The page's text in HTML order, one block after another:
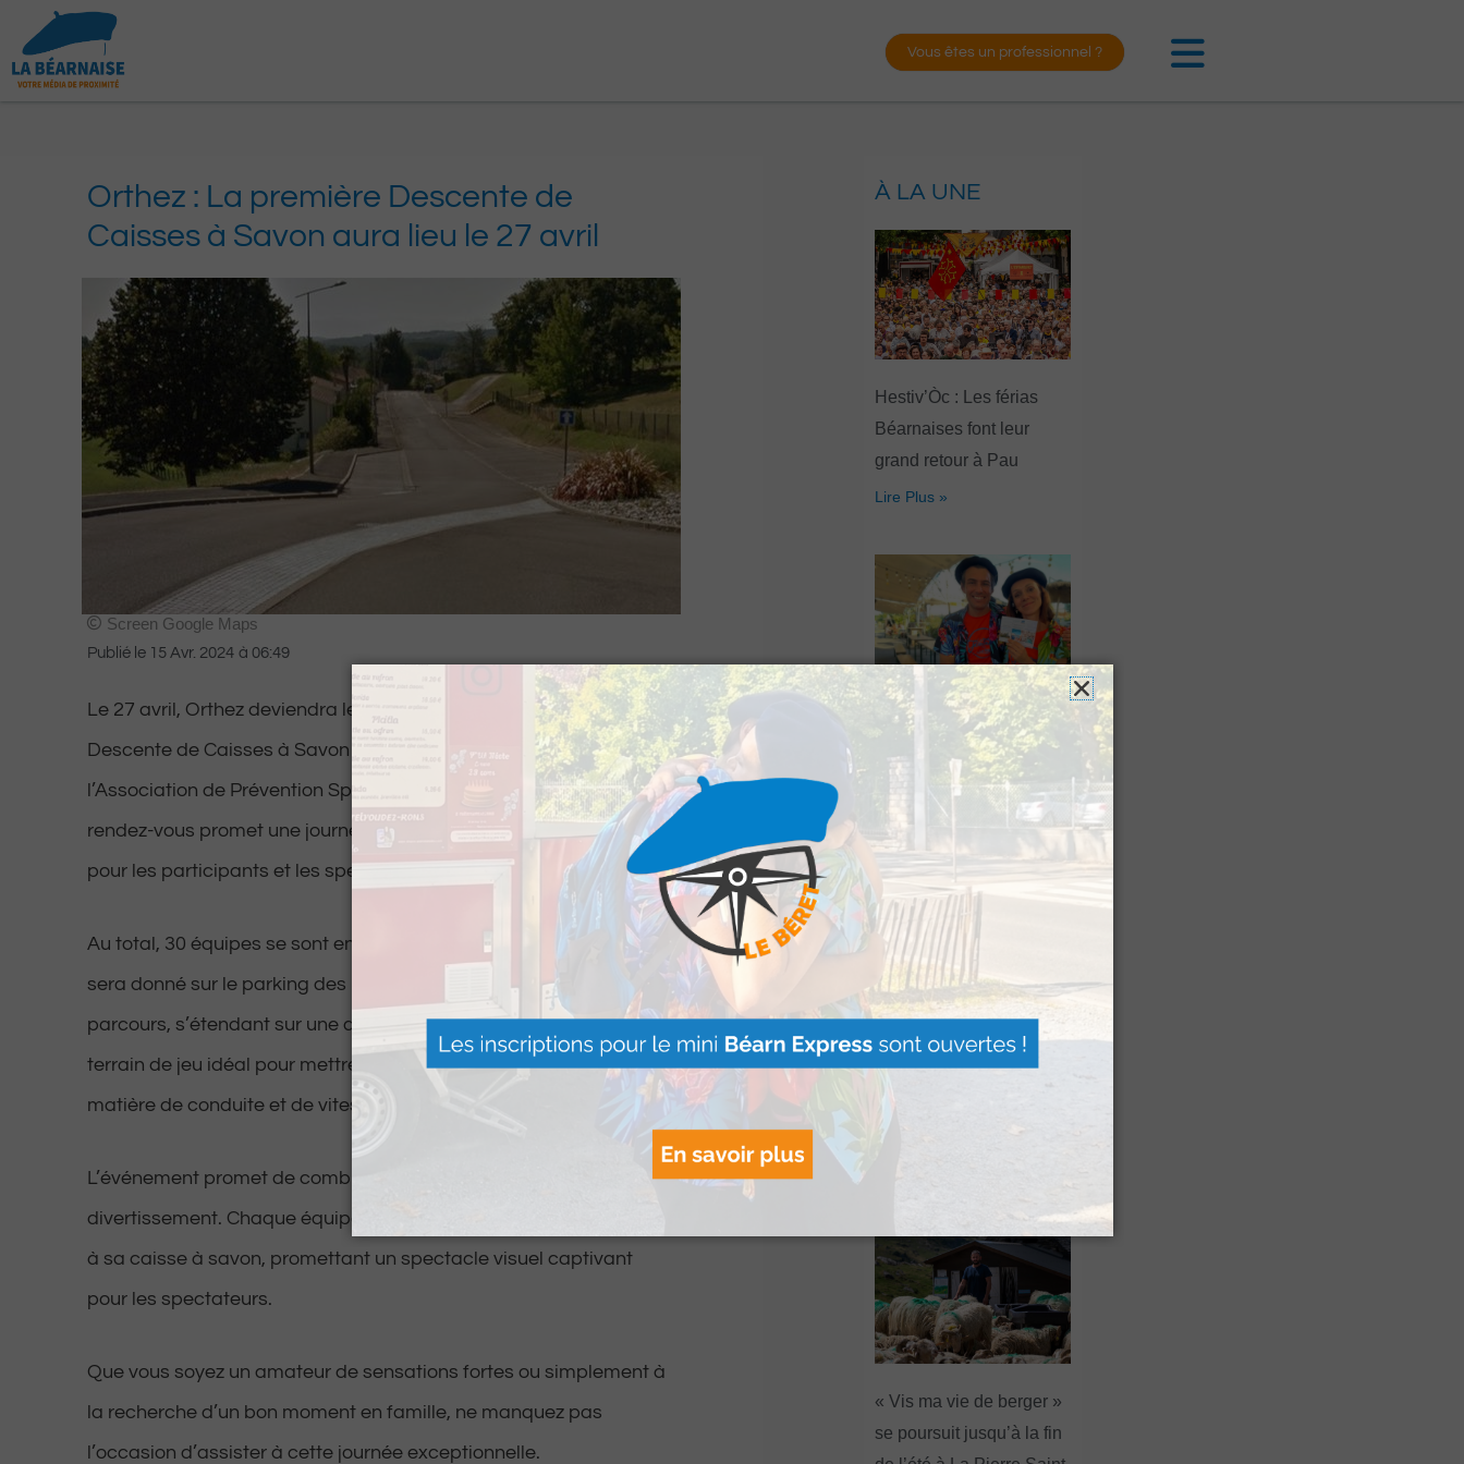
contenu
Vous êtes un professionnel ?
Orthez : La première Descente de
Caisses à Savon aura lieu le 27 avril
Screen Google Maps
Publié le 15 Avr. 2024 à 06:49
Le 27 avril, Orthez deviendra le théâtre de la toute première
Descente de Caisses à Savon Folklorique, orchestrée par
l’Association de Prévention Spécialisée du Pays des Gaves. Ce
rendez-vous promet une journée d’adrénaline et de divertissement
pour les participants et les spectateurs, de 10h à 18h.
Au total, 30 équipes se sont engagées à prendre le départ, qui
sera donné sur le parking des bus du lycée Fébus, à Orthez. Le
parcours, s’étendant sur une distance de 650 mètres, sera le
terrain de jeu idéal pour mettre à l’épreuve les compétences en
matière de conduite et de vitesse des concurrents.
L’événement promet de combiner créativité, compétition et
divertissement. Chaque équipe apportera sa propre touche unique
à sa caisse à savon, promettant un spectacle visuel captivant
pour les spectateurs.
Que vous soyez un amateur de sensations fortes ou simplement à
la recherche d’un bon moment en famille, ne manquez pas
l’occasion d’assister à cette journée exceptionnelle.
À LA UNE
Hestiv’Òc : Les férias
Béarnaises font leur
grand retour à Pau
Lire Plus »
Le Béret : Un voyage
offert par Version
Voyages pour les grands
gagnants
Lire Plus »
Image Montagne
s’installe à la Sagette
« Vis ma vie de berger »
se poursuit jusqu’à la fin